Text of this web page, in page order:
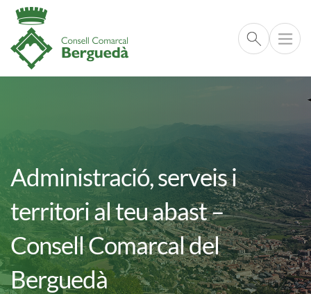
Cerca
Administració, serveis i
territori al teu abast –
Consell Comarcal del
Berguedà